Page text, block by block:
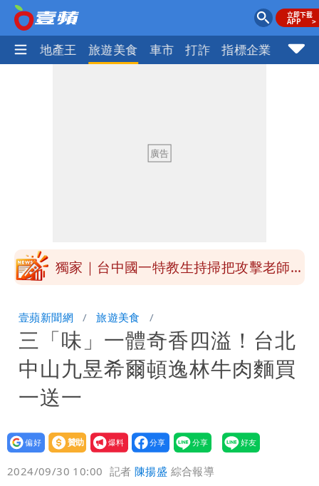
技 地產王 旅遊美食 車市 打詐 指標企業 壹蘋
高希均辭世享耆壽90歲 畢生推動閱讀
布 陸警可能相對低
獨家｜台中國一特教生持掃把攻擊老師
「終於能交代」 捐500萬獎學金延續愛
外送專法上路滿2週！Uber Eats曝外送
員收益變化
高希均辭世享耆壽90歲 畢生推動閱讀
與進步觀念
壹蘋新聞網 旅遊美食
三「味」一體奇香四溢！台北
中山九昱希爾頓逸林牛肉麵買
一送一
設為
贊助
我要
爆料
2024/09/30 10:00 記者陳揚盛 綜合報導